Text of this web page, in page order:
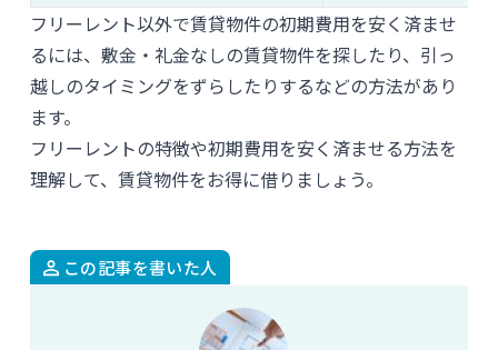
フリーレント以外で賃貸物件の初期費用を安く済ませ
るには、敷金・礼金なしの賃貸物件を探したり、引っ
越しのタイミングをずらしたりするなどの方法があり
ます。
フリーレントの特徴や初期費用を安く済ませる方法を
理解して、賃貸物件をお得に借りましょう。
この記事を書いた人